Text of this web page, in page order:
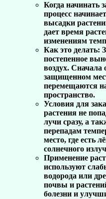
Когда начинать
процесс
высадки
дает время
изменениям
Как это делать:
постепенное
воздух. Сначала
защищенном
перемещаются
пространство.
Условия для
растения не
лучи сразу, а
перепадам
место, где есть
солнечного
Применение
используют
водорода или
почвы и
болезни и